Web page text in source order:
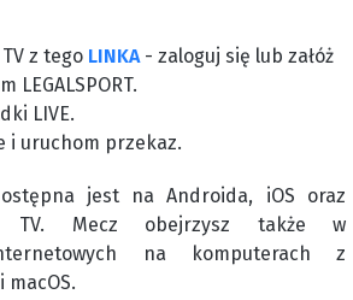
z tego LINKA- zaloguj się lub załóż
LEGALSPORT.
LIVE.
i uruchom przekaz.
jest na Androida, iOS oraz
TV. Mecz obejrzysz także w
na komputerach z
macOS.